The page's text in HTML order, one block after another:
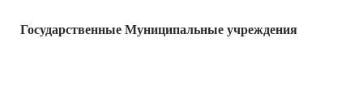
Государственные Муниципальные учреждения